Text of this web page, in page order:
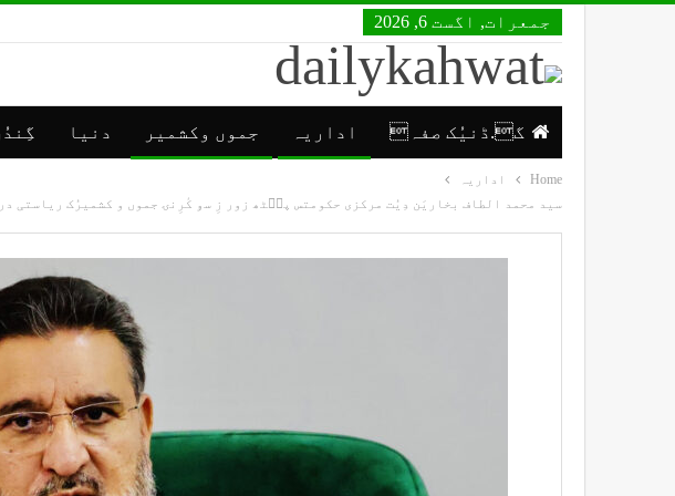
جمعرات, اگست 6, 2026
گ.ڈنیُک صفہ اداریہ جموں وکشمیر دنیا
Home
اداریہ
سید محمد الطاف بخاریَن دِیُت مرکزی حکومتس پٮ۪ٹھ زور زِ سۅ کٔرِنۍ جموں و کشمیرُک ریاستی درجہٕ بحال۔ "رِہٲیشی ہٕنٛز ضروٗرت یِیِنۍ 15
ایس ڈی آر
جولائی 16, 2026